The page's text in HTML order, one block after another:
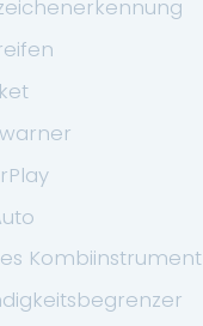
Kombiinstrument